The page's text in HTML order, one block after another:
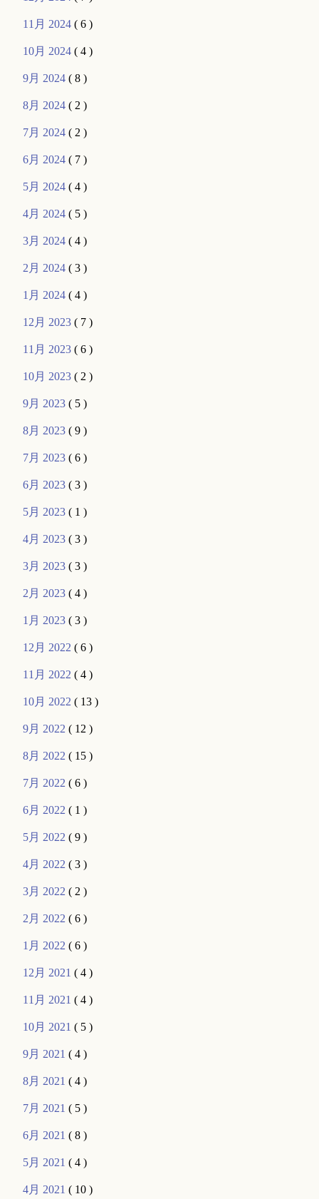
11月 2024( 6 )
10月 2024( 4 )
9月 2024( 8 )
8月 2024( 2 )
7月 2024( 2 )
6月 2024( 7 )
5月 2024( 4 )
4月 2024( 5 )
3月 2024( 4 )
2月 2024( 3 )
1月 2024( 4 )
12月 2023( 7 )
11月 2023( 6 )
10月 2023( 2 )
9月 2023( 5 )
8月 2023( 9 )
7月 2023( 6 )
6月 2023( 3 )
5月 2023( 1 )
4月 2023( 3 )
3月 2023( 3 )
2月 2023( 4 )
1月 2023( 3 )
12月 2022( 6 )
11月 2022( 4 )
10月 2022( 13 )
9月 2022( 12 )
8月 2022( 15 )
7月 2022( 6 )
6月 2022( 1 )
5月 2022( 9 )
4月 2022( 3 )
3月 2022( 2 )
2月 2022( 6 )
1月 2022( 6 )
12月 2021( 4 )
11月 2021( 4 )
10月 2021( 5 )
9月 2021( 4 )
8月 2021( 4 )
7月 2021( 5 )
6月 2021( 8 )
5月 2021( 4 )
4月 2021( 10 )